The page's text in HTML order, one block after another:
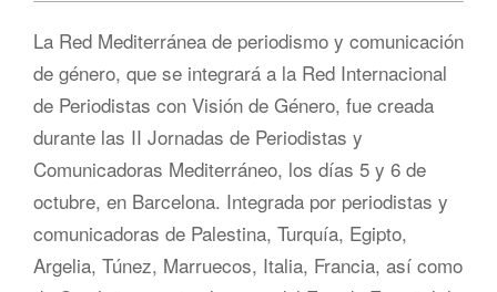
La Red Mediterránea de periodismo y comunicación
de género, que se integrará a la Red Internacional
de Periodistas con Visión de Género, fue creada
durante las II Jornadas de Periodistas y
Comunicadoras Mediterráneo, los días 5 y 6 de
octubre, en Barcelona. Integrada por periodistas y
comunicadoras de Palestina, Turquía, Egipto,
Argelia, Túnez, Marruecos, Italia, Francia, así como